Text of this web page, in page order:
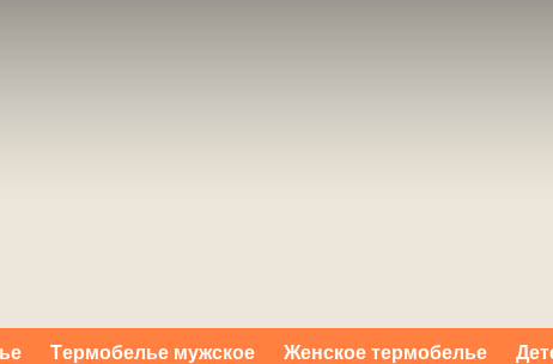
Tермобелье мужское Женское термобелье